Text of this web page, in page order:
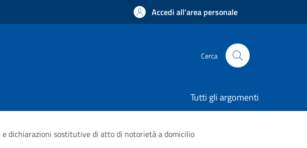
Accedi all'area personale
Cerca
Tutti gli argomenti
dichiarazioni sostitutive di atto di notorietà a domicilio